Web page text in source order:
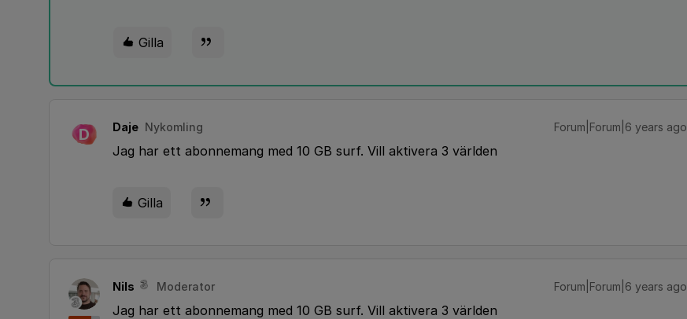
Gilla
D Daje Nykomling Forum|Forum|6 years ago
Jag har ett abonnemang med 10 GB surf. Vill aktivera 3 världen
Gilla
Nils Moderator Forum|Forum|6 years ago
Jag har ett abonnemang med 10 GB surf. Vill aktivera 3 världen